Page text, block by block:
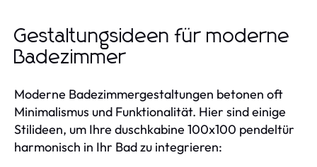
Gestaltungsideen für moderne
Badezimmer
Moderne Badezimmergestaltungen betonen oft
Minimalismus und Funktionalität. Hier sind einige
Stilideen, um Ihre duschkabine 100x100 pendeltür
harmonisch in Ihr Bad zu integrieren: